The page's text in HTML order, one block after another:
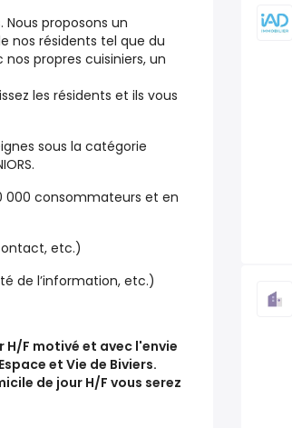
Nous proposons un
nos résidents tel que du
propres cuisiniers, un
les résidents et ils vous
sous la catégorie
000 consommateurs et en
etc.)
de l’information, etc.)
H/F motivé et avec l'envie
et Vie de Biviers.
de jour H/F vous serez